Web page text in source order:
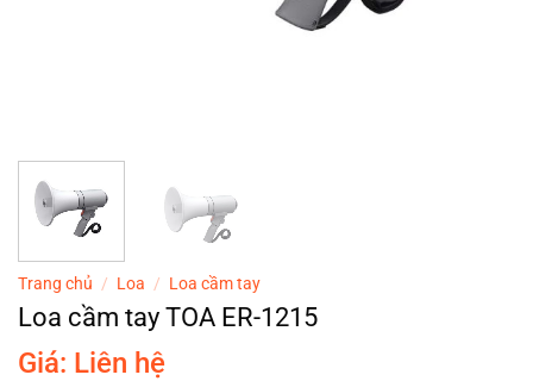
Trang chủ / Loa / Loa cầm tay
Loa cầm tay TOA ER-1215
Giá: Liên hệ